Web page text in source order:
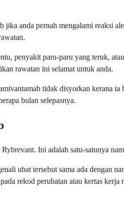
jika anda pernah mengalami reaksi
penyakit paru-paru yang teruk,
rawatan ini selamat untuk anda.
tidak disyorkan kerana
bulan selepasnya.
Ini adalah satu-satunya
ubat tersebut sama ada dengan
rekod perubatan atau kertas kerja